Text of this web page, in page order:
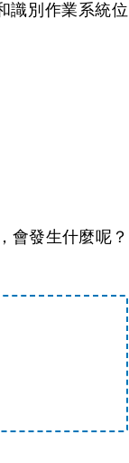
識別作業系統位
會發生什麼呢？